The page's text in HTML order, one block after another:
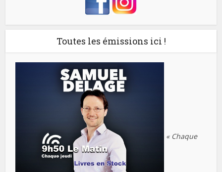
Toutes les émissions ici !
« Chaque